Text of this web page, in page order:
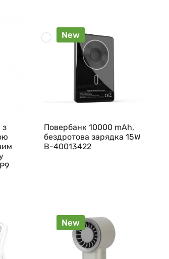
з
New
Повербанк 10000 mAh,
бездротова зарядка 15W
B-40013422
New